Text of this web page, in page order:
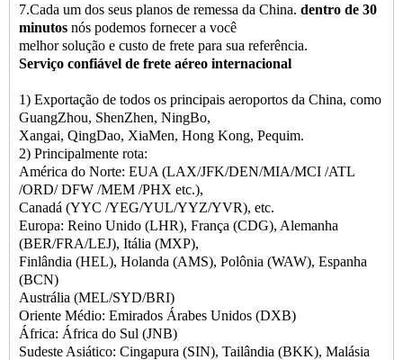
7.Cada um dos seus planos de remessa da China. dentro de 30
minutos nós podemos fornecer a você
melhor solução e custo de frete para sua referência.
Serviço confiável de frete aéreo internacional
1) Exportação de todos os principais aeroportos da China, como
GuangZhou, ShenZhen, NingBo,
Xangai, QingDao, XiaMen, Hong Kong, Pequim.
2) Principalmente rota:
América do Norte: EUA (LAX/JFK/DEN/MIA/MCI /ATL
/ORD/ DFW /MEM /PHX etc.),
Canadá (YYC /YEG/YUL/YYZ/YVR), etc.
Europa: Reino Unido (LHR), França (CDG), Alemanha
(BER/FRA/LEJ), Itália (MXP),
Finlândia (HEL), Holanda (AMS), Polônia (WAW), Espanha
(BCN)
Austrália (MEL/SYD/BRI)
Oriente Médio: Emirados Árabes Unidos (DXB)
África: África do Sul (JNB)
Sudeste Asiático: Cingapura (SIN), Tailândia (BKK), Malásia